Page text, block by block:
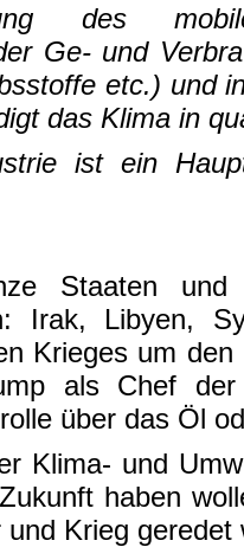
des
Ge- und
etc.) und
das Klima in
ist ein
Staaten und
Irak, Libyen,
Krieges um
als Chef
über das Öl
Klima- und
haben
Krieg geredet